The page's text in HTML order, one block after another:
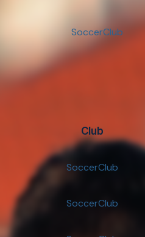
SoccerClub
Club
SoccerClub
SoccerClub